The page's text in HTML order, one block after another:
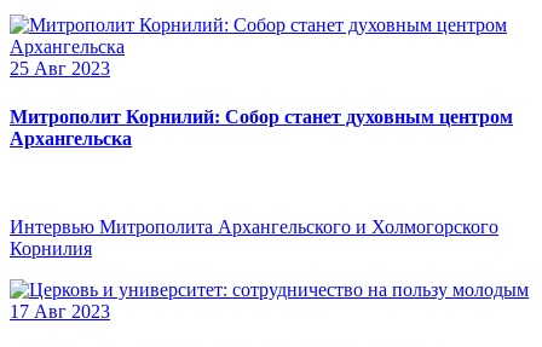
25 Авг 2023
Митрополит Корнилий: Собор станет духовным центром
Архангельска
Интервью Митрополита Архангельского и Холмогорского
Корнилия
17 Авг 2023